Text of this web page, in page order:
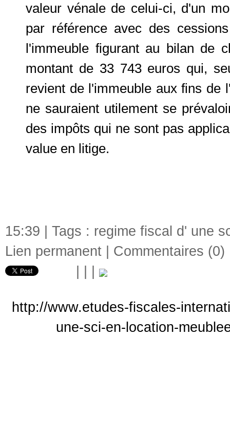
valeur vénale de celui-ci, d'un
par référence avec des
l'immeuble figurant au bilan de
montant de 33 743 euros qui,
revient de l'immeuble aux fins de
ne sauraient utilement se
des impôts qui ne sont pas
value en litige.
15:39 | Tags : regime fiscal d' une
Lien permanent
Commentaires (0)
http://www.etudes-fiscales-
une-sci-en-location-